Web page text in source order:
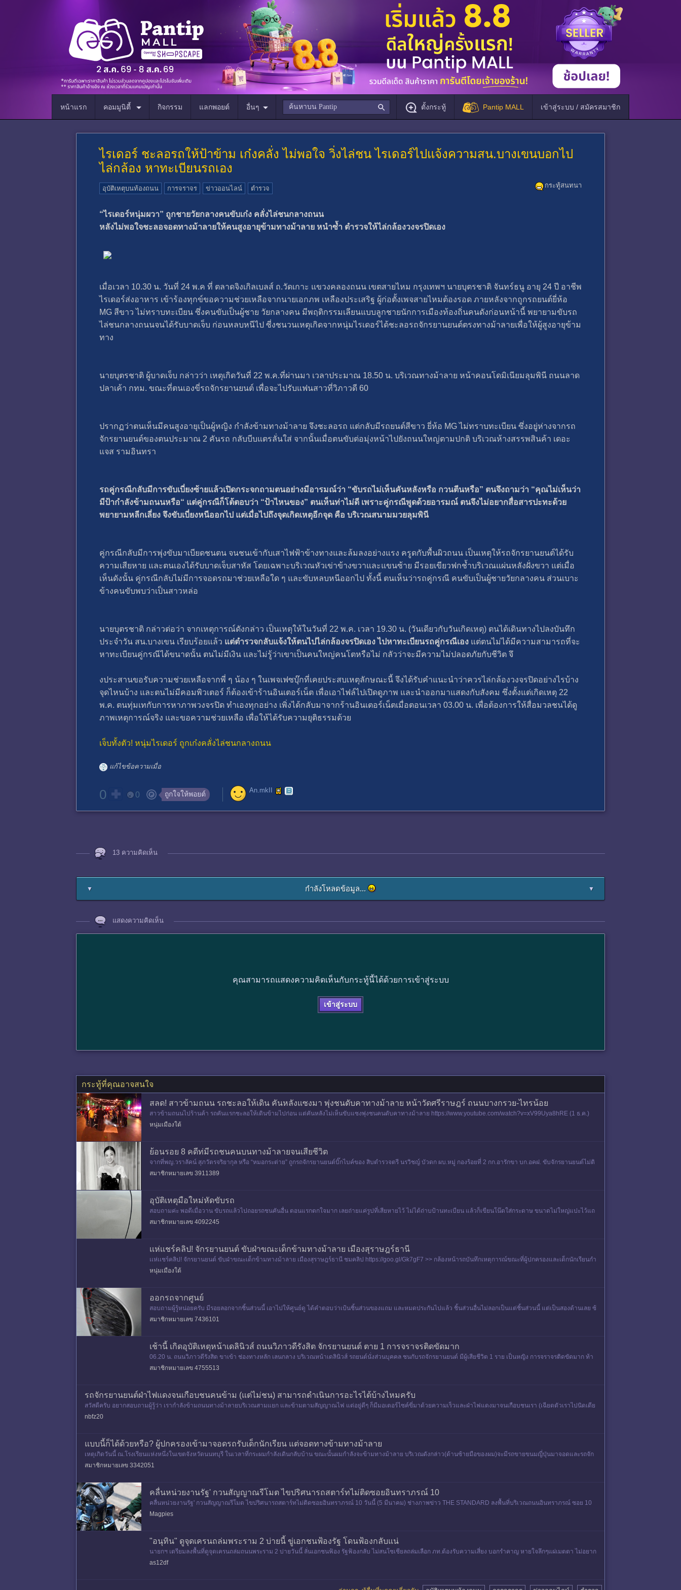
หน้าแรก คอมมูนิตี้ กิจกรรม แลกพอยต์ อื่นๆ ตั้งกระทู้ Pantip MALL เข้าสู่ระบบ / สมัครสมาชิก
ไรเดอร์ ชะลอรถให้ป้าข้าม เก๋งคลั่ง ไม่พอใจ วิ่งไล่ชน ไรเดอร์ไปแจ้งความสน.บางเขนบอกไป
ไล่กล้อง หาทะเบียนรถเอง
กระทู้สนทนา
อุบัติเหตุบนท้องถนน การจราจร ข่าวออนไลน์ ตำรวจ
“ไรเดอร์หนุ่มผวา” ถูกชายวัยกลางคนขับเก๋ง คลั่งไล่ชนกลางถนน
หลังไม่พอใจชะลอจอดทางม้าลายให้คนสูงอายุข้ามทางม้าลาย หนำซ้ำ ตำรวจให้ไล่กล้องวงจรปิดเอง
เมื่อเวลา 10.30 น. วันที่ 24 พ.ค ที่ ตลาดจิงเกิลเบลส์ ถ.วัดเกาะ แขวงคลองถนน เขตสายไหม กรุงเทพฯ นายบุตรชาติ จันทร์ธนู อายุ 24 ปี อาชีพ
ไรเดอร์ส่งอาหาร เข้าร้องทุกข์ขอความช่วยเหลือจากนายเอกภพ เหลืองประเสริฐ ผู้ก่อตั้งเพจสายไหมต้องรอด ภายหลังจากถูกรถยนต์ยี่ห้อ
MG สีขาว ไม่ทราบทะเบียน ซึ่งคนขับเป็นผู้ชาย วัยกลางคน มีพฤติกรรมเลียนแบบลูกชายนักการเมืองท้องถิ่นคนดังก่อนหน้านี้ พยายามขับรถ
ไล่ชนกลางถนนจนได้รับบาดเจ็บ ก่อนหลบหนีไป ซี่งชนวนเหตุเกิดจากหนุ่มไรเดอร์ได้ชะลอรถจักรยานยนต์ตรงทางม้าลายเพื่อให้ผู้สูงอายุข้าม
ทาง
นายบุตรชาติ ผู้บาดเจ็บ กล่าวว่า เหตุเกิดวันที่ 22 พ.ค.ที่ผ่านมา เวลาประมาณ 18.50 น. บริเวณทางม้าลาย หน้าคอนโดมิเนียมลุมพินี ถนนลาด
ปลาเค้า กทม. ขณะที่ตนเองขี่รถจักรยานยนต์ เพื่อจะไปรับแฟนสาวที่วิภาวดี 60
ปรากฏว่าตนเห็นมีคนสูงอายุเป็นผู้หญิง กำลังข้ามทางม้าลาย จึงชะลอรถ แต่กลับมีรถยนต์สีขาว ยี่ห้อ MG ไม่ทราบทะเบียน ซึ่งอยู่ห่างจากรถ
จักรยานยนต์ของตนประมาณ 2 คันรถ กลับบีบแตรลั่นใส่ จากนั้นเมื่อตนขับต่อมุ่งหน้าไปยังถนนใหญ่ตามปกติ บริเวณห้างสรรพสินค้า เดอะ
แจส รามอินทรา
รถคู่กรณีกลับมีการขับเบี่ยงซ้ายแล้วเปิดกระจกถามตนอย่างมีอารมณ์ว่า “ขับรถไม่เห็นคันหลังหรือ กวนตีนหรือ” ตนจึงถามว่า “คุณไม่เห็นว่า
มีป้ากำลังข้ามถนนหรือ“ แต่คู่กรณีก็โต้ตอบว่า “ป้าไหนของ” ตนเห็นท่าไม่ดี เพราะคู่กรณีพูดด้วยอารมณ์ ตนจึงไม่อยากสื่อสารปะทะด้วย
พยายามหลีกเลี่ยง จึงขับเบี่ยงหนีออกไป แต่เมื่อไปถึงจุดเกิดเหตุอีกจุด คือ บริเวณสนามมวยลุมพินี
คู่กรณีกลับมีการพุ่งขับมาเบียดชนตน จนชนเข้ากับเสาไฟฟ้าข้างทางและล้มลงอย่างแรง ครูดกับพื้นผิวถนน เป็นเหตุให้รถจักรยานยนต์ได้รับ
ความเสียหาย และตนเองได้รับบาดเจ็บสาหัส โดยเฉพาะบริเวณหัวเข่าข้างขวาและแขนซ้าย มีรอยเขียวฟกช้ำบริเวณแผ่นหลังฝั่งขวา แต่เมื่อ
เห็นดังนั้น คู่กรณีกลับไม่มีการจอดรถมาช่วยเหลือใด ๆ และขับหลบหนีออกไป ทั้งนี้ ตนเห็นว่ารถคู่กรณี คนขับเป็นผู้ชายวัยกลางคน ส่วนเบาะ
ข้างคนขับพบว่าเป็นสาวหล่อ
นายบุตรชาติ กล่าวต่อว่า จากเหตุการณ์ดังกล่าว เป็นเหตุให้ในวันที่ 22 พ.ค. เวลา 19.30 น. (วันเดียวกับวันเกิดเหตุ) ตนได้เดินทางไปลงบันทึก
ประจำวัน สน.บางเขน เรียบร้อยแล้ว แต่ตำรวจกลับแจ้งให้ตนไปไล่กล้องจรปิดเอง ไปหาทะเบียนรถคู่กรณีเอง แต่ตนไม่ได้มีความสามารถที่จะ
หาทะเบียนคู่กรณีได้ขนาดนั้น ตนไม่มีเงิน และไม่รู้ว่าเขาเป็นคนใหญ่คนโตหรือไม่ กลัวว่าจะมีความไม่ปลอดภัยกับชีวิต จึ
งประสานขอรับความช่วยเหลือจากพี่ ๆ น้อง ๆ ในเพจเฟซบุ๊กที่เคยประสบเหตุลักษณะนี้ จึงได้รับคำแนะนำว่าควรไล่กล้องวงจรปิดอย่างไรบ้าง
จุดไหนบ้าง และตนไม่มีคอมพิวเตอร์ ก็ต้องเข้าร้านอินเตอร์เน็ต เพื่อเอาไฟล์ไปเปิดดูภาพ และนำออกมาแสดงกับสังคม ซึ่งตั้งแต่เกิดเหตุ 22
พ.ค. ตนทุ่มเทกับการหาภาพวงจรปิด ทำเองทุกอย่าง เพิ่งได้กลับมาจากร้านอินเตอร์เน็ตเมื่อตอนเวลา 03.00 น. เพื่อต้องการให้สื่อมวลชนได้ดู
ภาพเหตุการณ์จริง และขอความช่วยเหลือ เพื่อให้ได้รับความยุติธรรมด้วย
เจ็บทั้งตัว! หนุ่มไรเดอร์ ถูกเก๋งคลั่งไล่ชนกลางถนน
แก้ไขข้อความเมื่อ
0 0 ถูกใจให้พอยต์ An.mkII
13 ความคิดเห็น
▼ กำลังโหลดข้อมูล... ▼
แสดงความคิดเห็น
คุณสามารถแสดงความคิดเห็นกับกระทู้นี้ได้ด้วยการเข้าสู่ระบบ
เข้าสู่ระบบ
กระทู้ที่คุณอาจสนใจ
สลด! สาวข้ามถนน รถชะลอให้เดิน คันหลังแซงมา พุ่งชนดับคาทางม้าลาย หน้าวัดศรีราษฎร์ ถนนบางกรวย-ไทรน้อย
สาวข้ามถนนไปร้านค้า รถคันแรกชะลอให้เดินข้ามไปก่อน แต่คันหลังไม่เห็นขับแซงพุ่งชนคนดับคาทางม้าลาย https://www.youtube.com/watch?v=xV99Uya8hRE (1 ธ.ค.)
พ.ต.ท.พินิจ ศรสงคราม พนักงานสอบสวน สภ.บางใหญ่ จ.นน
หนุ่มเมืองใต้
ย้อนรอย 8 คดีท่มีรถชนคนบนทางม้าลายจนเสียชีวิต
จากที่พญ.วราลัคน์ สุภวัตรจริยากุล หรือ “หมอกระต่าย” ถูกรถจักรยานยนต์บิ๊กไบค์ของ สิบตำรวจตรี นรวิชญ์ บัวดก ผบ.หมู่ กองร้อยที่ 2 กก.อารักขา บก.อคฝ. ขับจักรยานยนต์ไม่ติ
ดป้ายทะเบียน ชนบริเวณทา
สมาชิกหมายเลข 3911389
อุบัติเหตุมือใหม่หัดขับรถ
สอบถามค่ะ พอดีเมื่อวาน ขับรถแล้วไปถอยรถชนคันอื่น ตอนแรกตกใจมาก เลยถ่ายแค่รูปที่เสียหายไว้ ไม่ได้ถ่าบป้านทะเบียน แล้วก็เขียนโน๊ตใส่กระดาษ ขนาดไม่ใหญ่แปะไว้แถ
วที่ปัดน้ำฝน พร้อมเบอร์โทร แล้วก็กลับมาบ้านม
สมาชิกหมายเลข 4092245
เเห่เเชร์คลิป! จักรยานยนต์ ขับฝ่าขณะเด็กข้ามทางม้าลาย เมืองสุราษฎร์ธานี
เเห่เเชร์คลิป! จักรยานยนต์ ขับฝ่าขณะเด็กข้ามทางม้าลาย เมืองสุราษฎร์ธานี ชมคลิป https://goo.gl/Gk7gF7 >> กล้องหน้ารถบันทึกเหตุการณ์ขณะที่ผู้ปกครองและเด็กนักเรียนกำ
ลังข้ามถนนบริเวณหน้าโรงเรีย
หนุ่มเมืองใต้
ออกรถจากศูนย์
สอบถามผู้รู้หน่อยครับ มีรอยลอกจากชิ้นส่วนนี้ เอาไปให้ศูนย์ดู ได้คำตอบว่าเป้นชิ้นส่วนของแถม และหมดประกันไปแล้ว ชิ้นส่วนอื่นไม่ลอกเป็นแต่ชิ้นส่วนนี้ แต่เป็นสองด้านเลย ซ้
านขวา ออกรถคราวหลังต้องถามแล้วละม
สมาชิกหมายเลข 7436101
เช้านี้ เกิดอุบัติเหตุหน้าเดลินิวส์ ถนนวิภาวดีรังสิต จักรยานยนต์ ตาย 1 การจราจรติดขัดมาก
06.20 น. ถนนวิภาวดีรังสิต ขาเข้า ช่องทางหลัก เลนกลาง บริเวณหน้าเดลินิวส์ รถยนต์นั่งส่วนบุคคล ชนกับรถจักรยานยนต์ มีผู้เสียชีวิต 1 ราย เป็นหญิง การจราจรติดขัดมาก ท้า
ยแถวสะสมแยกฐานทัพอากาศ "รถจั
สมาชิกหมายเลข 4755513
รถจักรยานยนต์ฝ่าไฟแดงจนเกือบชนคนข้าม (แต่ไม่ชน) สามารถดำเนินการอะไรได้บ้างไหมครับ
สวัสดีครับ อยากสอบถามผู้รู้ว่า เรากำลังข้ามถนนทางม้าลายบริเวณสามแยก และข้ามตามสัญญาณไฟ แต่อยู่ดีๆ ก็มีมอเตอร์ไซค์ขี่มาด้วยความเร็วและฝ่าไฟแดงมาจนเกือบชนเรา (เฉียดตัวเราไปนิดเดีย
ว) และไม่หันกลับมามองเล
nbfz20
แบบนี้ก็ได้ด้วยหรือ? ผู้ปกครองเข้ามาจอดรถรับเด็กนักเรียน แต่จอดทางข้ามทางม้าลาย
เหตุเกิดวันนี้ ณ.โรงเรียนแห่งหนึ่งในเขตจังหวัดนนทบุรี ในเวลาที่กระผมกำลังเดินกลับบ้าน ขณะนั้นผมกำลังจะข้ามทางม้าลาย บริเวณดังกล่าว(ด้านซ้ายมือของผม)จะมีรถขายขนมญี่ปุ่นมาจอดและรถจัก
รยานยนต์อีกหนึ่งคันแ
สมาชิกหมายเลข 3342051
คลื่นหน่วยงานรัฐ' กวนสัญญาณรีโมต ไขปริศนารถสตาร์ทไม่ติดซอยอินทราภรณ์ 10
คลื่นหน่วยงานรัฐ' กวนสัญญาณรีโมต ไขปริศนารถสตาร์ทไม่ติดซอยอินทราภรณ์ 10 วันนี้ (5 มีนาคม) ช่างภาพข่าว THE STANDARD ลงพื้นที่บริเวณถนนอินทราภรณ์ ซอย 10
แขวงพลับพลา เขตวังทองหลาง กรุงเทพมหานคร เพื่อสำรว
Magpies
"อนุทิน" ดูจุดเครนถล่มพระราม 2 บ่ายนี้ ขู่เอกชนฟ้องรัฐ โดนฟ้องกลับแน่
นายกฯ เตรียมลงพื้นที่ดูจุดเครนถล่มถนนพระราม 2 บ่ายวันนี้ ลั่นเอกชนฟ้อง รัฐฟ้องกลับ ไม่สนโซเชียลถล่มเลือก ภท.ต้องรับความเสี่ยง บอกรำคาญ หายใจลึกๆแผ่เมตตา ไม่อยาก
โต้เถียง เมื่อเวลา 11.15 น.วันที่ 16 ม.
as12df